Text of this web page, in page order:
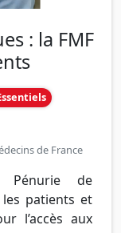
: la FMF
de France
Pénurie de
patients et
l’accès aux